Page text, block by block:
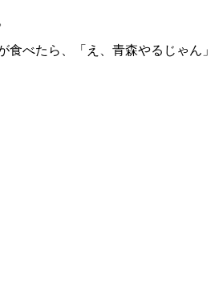
べたら、「え、青森やるじゃん